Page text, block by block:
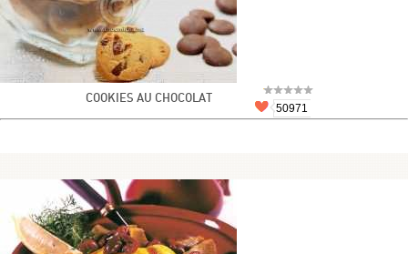
COOKIES AU CHOCOLAT
50971